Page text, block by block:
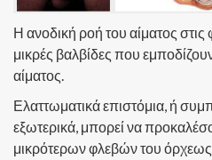
Η ανοδική ροή του αίματος στις
μικρές βαλβίδες που
αίματος.
Ελαττωματικά επιστόμια, ή
εξωτερικά, μπορεί να
μικρότερων φλεβών του